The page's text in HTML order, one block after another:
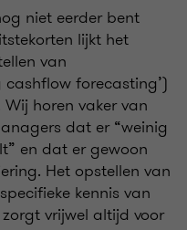
niet eerder bent
lijkt het
van
forecasting’)
horen vaker van
dat er “weinig
en dat er gewoon
Het opstellen van
kennis van
vrijwel altijd voor